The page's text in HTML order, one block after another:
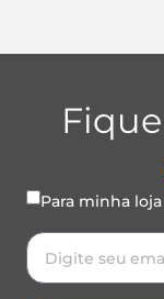
Para minha loja